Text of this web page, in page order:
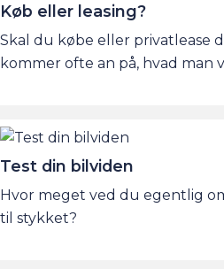
Køb eller leasing?
Skal du købe eller privatlease
kommer ofte an på, hvad man
Test din bilviden
Hvor meget ved du egentlig
til stykket?